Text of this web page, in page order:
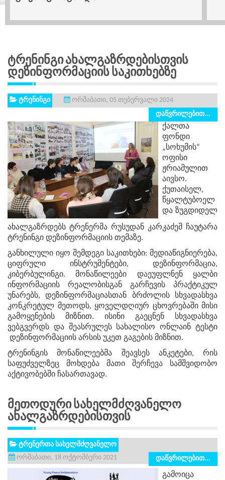
Ტრენინგი Ახალგაზრდებისთვის
Დეზინფორმაციის Საკითხებზე
ტრენინგი
ორშაბათი, 05 თებერვალი 2024
დაწვრილებით...
ქალთა
ფონდი
„სოხუმის“
ოფისი
ჟრიამულით
აივსო.
ქუთაისელ,
წყალტუბოელ
და ზუგდიდელ
ახალგაზრდებს ტრენერმა რუსუდან კარკაძემ ჩაუტარა
ტრენინგი დეზინფორმაციის თემაზე.
განხილული იყო შემდეგი საკითხები: მედიაწიგნიერება,
ციფრული ინსტრუმენტები, დეზინფორმაცია,
კიბერბულინგი. მონაწილეები დაეუფლნენ ყალბი
ინფორმაციის რეალობისგან გარჩევის პრაქტიკულ
უნარებს, დეზინფორმაციასთან ბრძოლის სხვადასხვა
კონკრეტულ მეთოდს, ყოველდღიურ ცხოვრებაში მისი
გამოყენების მიზნით. ისინი გაეცნენ სხვადასხვა
ვებგვერდს და შეასრულეს სახალისო ონლაინ ტესტი
დეზინფორმაციის არსის უკეთ გაგების მიზნით.
ტრენინგის მონაწილეებმა შეავსეს ანკეტები, რის
საფუძველზეც მოხდება მათი შერჩევა სამშვიდობო
აქტივობებში ჩასართავად.
Მეთოდური Სახელმძღვანელო
Ახალგაზრდებისთვის
ტრენერთა სახელმძღვანელო
ორშაბათი, 18 ოქტომბერი 2021
დაწვრილებით...
გამოიცა